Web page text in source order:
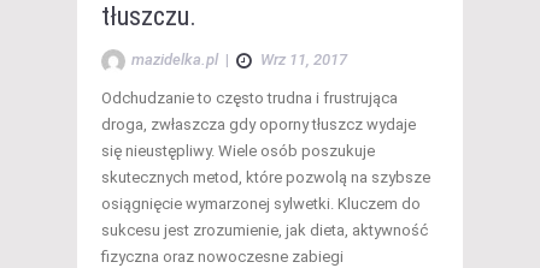
tłuszczu.
mazidelka.pl | Wrz 11, 2017
Odchudzanie to często trudna i frustrująca
droga, zwłaszcza gdy oporny tłuszcz wydaje
się nieustępliwy. Wiele osób poszukuje
skutecznych metod, które pozwolą na szybsze
osiągnięcie wymarzonej sylwetki. Kluczem do
sukcesu jest zrozumienie, jak dieta, aktywność
fizyczna oraz nowoczesne zabiegi